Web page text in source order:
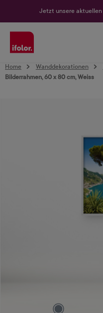
Jetzt unsere aktuellen
Home Wanddekorationen
Bilderrahmen, 60 x 80 cm, Weiss